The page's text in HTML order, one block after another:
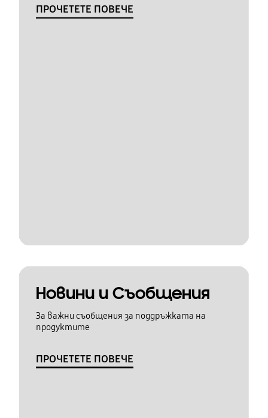
ПРОЧЕТЕТЕ ПОВЕЧЕ
Новини и Съобщения
За важни съобщения за поддръжката на
продуктите
ПРОЧЕТЕТЕ ПОВЕЧЕ